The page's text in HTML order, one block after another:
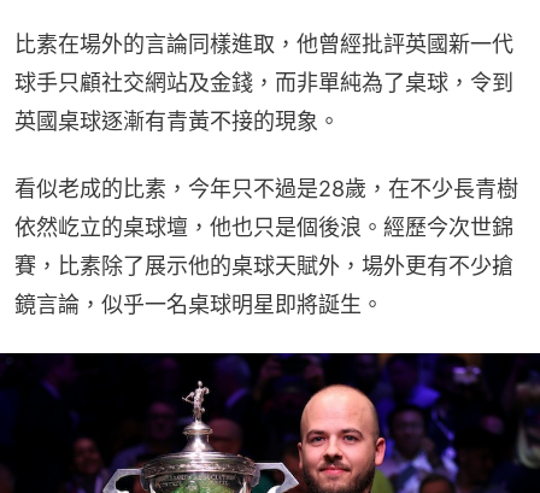
比素在場外的言論同樣進取，他曾經批評英國新一代
球手只顧社交網站及金錢，而非單純為了桌球，令到
英國桌球逐漸有青黃不接的現象。
看似老成的比素，今年只不過是28歲，在不少長青樹
依然屹立的桌球壇，他也只是個後浪。經歷今次世錦
賽，比素除了展示他的桌球天賦外，場外更有不少搶
鏡言論，似乎一名桌球明星即將誕生。